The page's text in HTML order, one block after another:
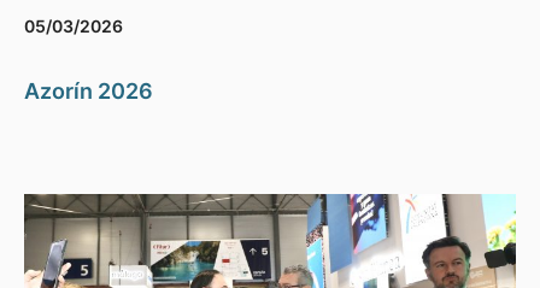
05/03/2026
Azorín 2026